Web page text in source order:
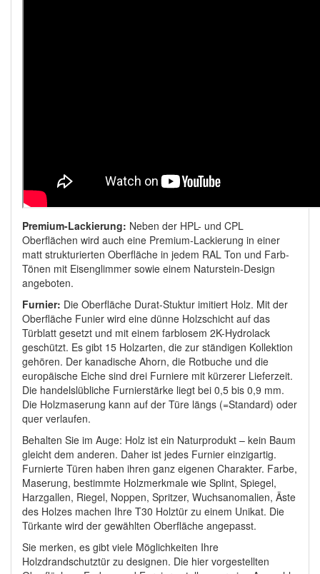
Premium-Lackierung: Neben der HPL- und CPL
Oberflächen wird auch eine Premium-Lackierung in einer
matt strukturierten Oberfläche in jedem RAL Ton und Farb-
Tönen mit Eisenglimmer sowie einem Naturstein-Design
angeboten.
Furnier: Die Oberfläche Durat-Stuktur imitiert Holz. Mit der
Oberfläche Funier wird eine dünne Holzschicht auf das
Türblatt gesetzt und mit einem farblosem 2K-Hydrolack
geschützt. Es gibt 15 Holzarten, die zur ständigen Kollektion
gehören. Der kanadische Ahorn, die Rotbuche und die
europäische Eiche sind drei Furniere mit kürzerer Lieferzeit.
Die handelslübliche Furnierstärke liegt bei 0,5 bis 0,9 mm.
Die Holzmaserung kann auf der Türe längs (=Standard) oder
quer verlaufen.
Behalten Sie im Auge: Holz ist ein Naturprodukt – kein Baum
gleicht dem anderen. Daher ist jedes Furnier einzigartig.
Furnierte Türen haben ihren ganz eigenen Charakter. Farbe,
Maserung, bestimmte Holzmerkmale wie Splint, Spiegel,
Harzgallen, Riegel, Noppen, Spritzer, Wuchsanomalien, Äste
des Holzes machen Ihre T30 Holztür zu einem Unikat. Die
Türkante wird der gewählten Oberfläche angepasst.
Sie merken, es gibt viele Möglichkeiten Ihre
Holzdrandschutztür zu designen. Die hier vorgestellten